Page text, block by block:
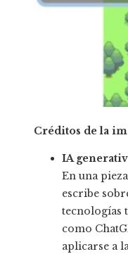
Créditos de la
IA
En una
escribe
tecnologías
como
aplicarse a